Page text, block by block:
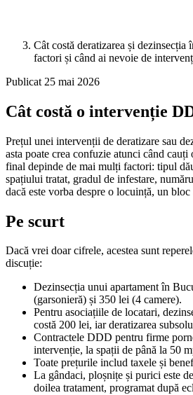
Cât costă deratizarea și dezinsecția
factori și când ai nevoie de
Publicat 25 mai 2026
Cât costă o intervenție
Prețul unei intervenții de deratizare sau
asta poate crea confuzie atunci când
final depinde de mai mulți factori: tipul
spațiului tratat, gradul de infestare,
dacă este vorba despre o locuință, un
Pe scurt
Dacă vrei doar cifrele, acestea sunt
discuție:
Dezinsecția unui apartament în
(garsonieră) și 350 lei (4 camere).
Pentru asociațiile de locatari,
costă 200 lei, iar deratizarea
Contractele DDD pentru firme
intervenție, la spații de până la 50
Toate prețurile includ taxele și
La gândaci, ploșnițe și purici este
doilea tratament, programat după